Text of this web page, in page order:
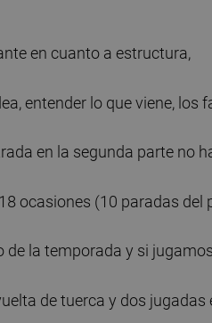
en cuanto a estructura,
entender lo que viene, los
en la segunda parte no
ocasiones (10 paradas del
la temporada y si
de tuerca y dos